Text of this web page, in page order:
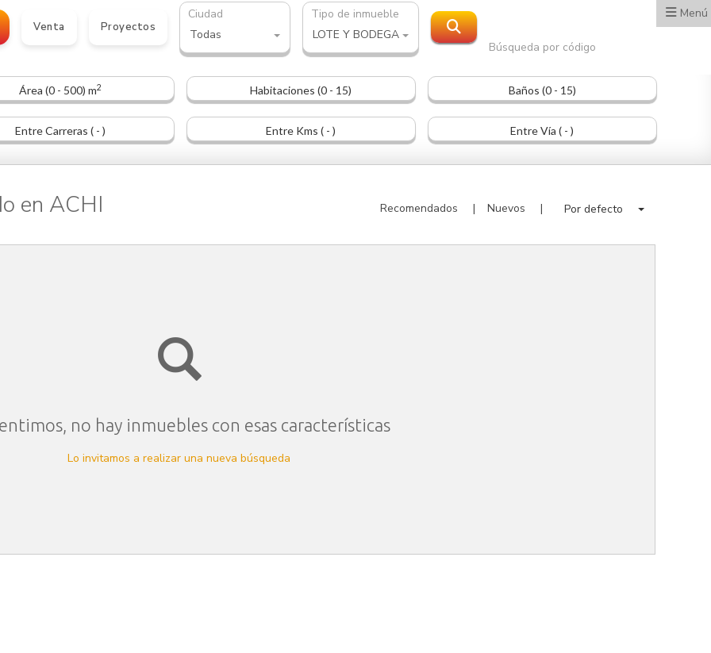
Menú
Venta Proyectos
Ciudad
Todas
Tipo de inmueble
LOTE Y BODEGA
Búsqueda por código
Área (0 - 500) m2 Habitaciones (0 - 15) Baños (0 - 15)
Entre Carreras ( - ) Entre Kms ( - ) Entre Vía ( - )
en ACHI Recomendados Nuevos Por defecto
no hay inmuebles con esas características
Lo invitamos a realizar una nueva búsqueda